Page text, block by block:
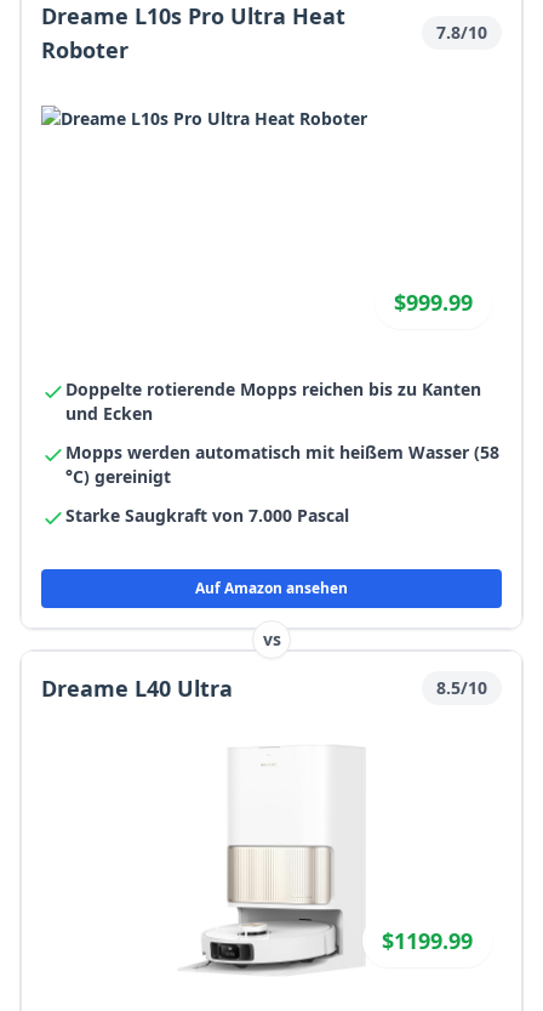
Dreame L10s Pro Ultra Heat
Roboter
7.8/10
$999.99
Doppelte rotierende Mopps reichen bis zu Kanten
und Ecken
Mopps werden automatisch mit heißem Wasser (58
°C) gereinigt
Starke Saugkraft von 7.000 Pascal
Auf Amazon ansehen
vs
Dreame L40 Ultra 8.5/10
$1199.99